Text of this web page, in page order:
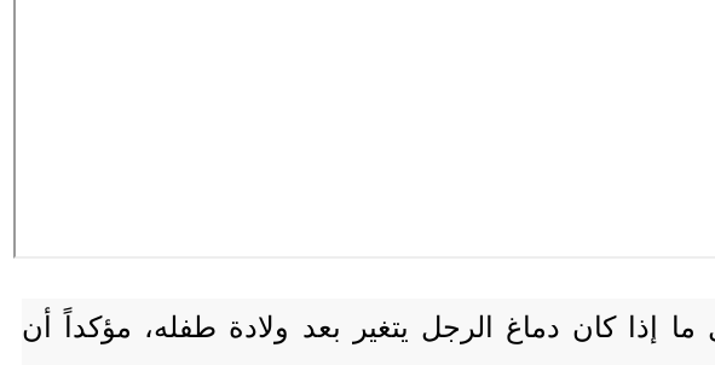
إذا كان دماغ الرجل يتغير بعد ولادة طفله، مؤكداً أن